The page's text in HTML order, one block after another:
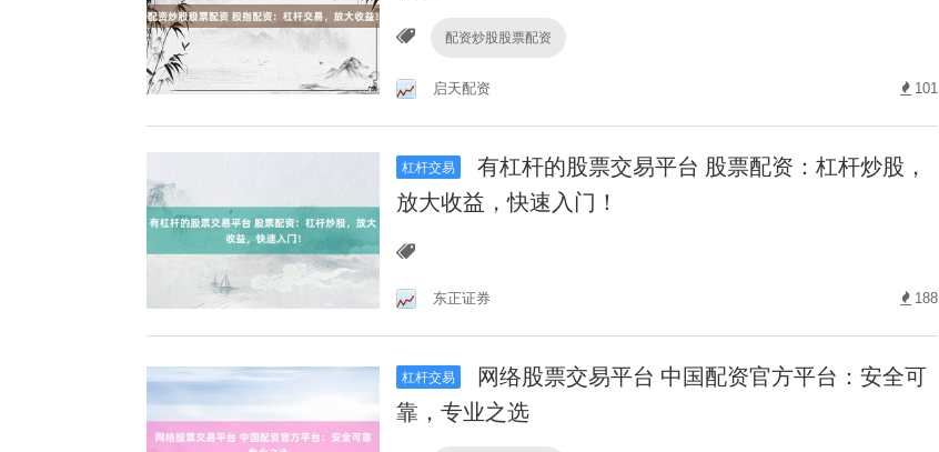
配资炒股股票配资
启天配资 101
杠杆交易
有杠杆的股票交易平台 股票配资：杠杆炒股，
放大收益，快速入门！
东正证券 188
杠杆交易
网络股票交易平台 中国配资官方平台：安全可
靠，专业之选